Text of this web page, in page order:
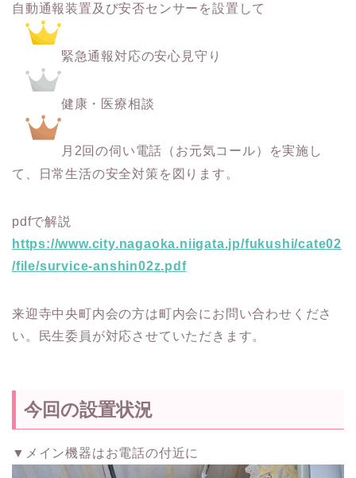
自動通報装置及び安否センサーを設置して
緊急通報対応の安心見守り
健康・医療相談
月2回の伺い電話（お元気コール）を実施し
て、日常生活の安全対策を図ります。
pdfで解説
https://www.city.nagaoka.niigata.jp/fukushi/cate02
/file/survice-anshin02z.pdf
来迎寺中央町内会の方は町内会にお問い合わせくださ
い。民生委員が対応させていただきます。
今回の設置状況
▼メイン機器はお電話の付近に